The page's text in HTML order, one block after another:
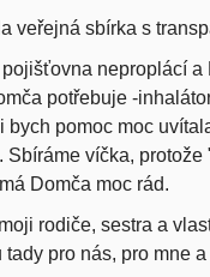
veřejná sbírka s
neproplácí
potřebuje -
pomoc moc
víčka,
Domča moc rád.
rodiče, sestra a
pro nás, pro mne